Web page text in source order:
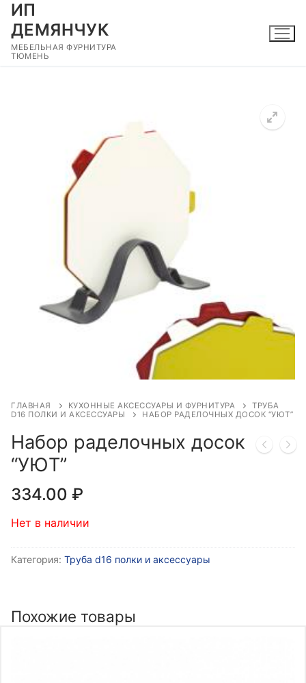
Перейти
содержимому
ИП
ДЕМЯНЧУК
МЕБЕЛЬНАЯ ФУРНИТУРА
ТЮМЕНЬ
ГЛАВНАЯ КУХОННЫЕ АКСЕССУАРЫ И ФУРНИТУРА
ТРУБА
D16 ПОЛКИ И АКСЕССУАРЫ
НАБОР РАДЕЛОЧНЫХ ДОСОК “УЮТ”
Набор раделочных досок
“УЮТ”
334.00 ₽
Нет в наличии
Категория: Труба d16 полки и аксессуары
Похожие товары